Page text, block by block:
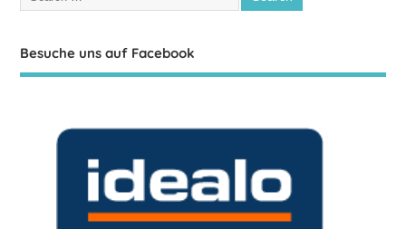
Besuche uns auf Facebook